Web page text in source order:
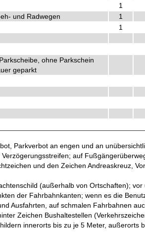
1
und Radwegen 1
1
ohne Parkschein
geparkt
Parkverbot an engen und an
auf
und den Zeichen Andreaskreuz,
(außerhalb von Ortschaften);
der Fahrbahnkanten; wenn es die
Ausfahrten, auf schmalen Fahrbahnen
Zeichen Bushaltestellen
innerorts bis zu je 5 Meter, außerorts